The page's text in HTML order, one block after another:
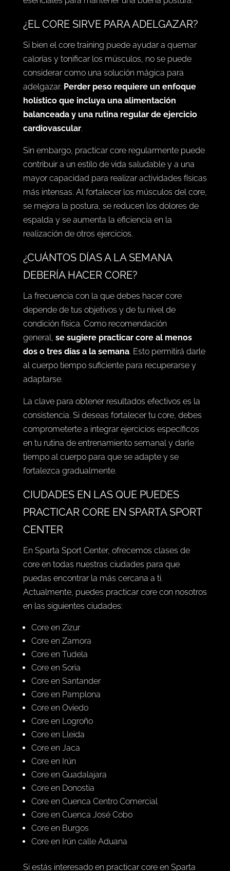
¿EL CORE SIRVE PARA ADELGAZAR?
Si bien el core training puede ayudar a quemar
calorías y tonificar los músculos, no se puede
considerar como una solución mágica para
adelgazar. Perder peso requiere un enfoque
holístico que incluya una alimentación
balanceada y una rutina regular de ejercicio
cardiovascular.
Sin embargo, practicar core regularmente puede
contribuir a un estilo de vida saludable y a una
mayor capacidad para realizar actividades físicas
más intensas. Al fortalecer los músculos del core,
se mejora la postura, se reducen los dolores de
espalda y se aumenta la eficiencia en la
realización de otros ejercicios.
¿CUÁNTOS DÍAS A LA SEMANA
DEBERÍA HACER CORE?
La frecuencia con la que debes hacer core
depende de tus objetivos y de tu nivel de
condición física. Como recomendación
general, se sugiere practicar core al menos
dos o tres días a la semana. Esto permitirá darle
al cuerpo tiempo suficiente para recuperarse y
adaptarse.
La clave para obtener resultados efectivos es la
consistencia. Si deseas fortalecer tu core, debes
comprometerte a integrar ejercicios específicos
en tu rutina de entrenamiento semanal y darle
tiempo al cuerpo para que se adapte y se
fortalezca gradualmente.
CIUDADES EN LAS QUE PUEDES
PRACTICAR CORE EN SPARTA SPORT
CENTER
En Sparta Sport Center, ofrecemos clases de
core en todas nuestras ciudades para que
puedas encontrar la más cercana a ti.
Actualmente, puedes practicar core con nosotros
en las siguientes ciudades:
Core en Zizur
Core en Zamora
Core en Tudela
Core en Soria
Core en Santander
Core en Pamplona
Core en Oviedo
Core en Logroño
Core en Lleida
Core en Jaca
Core en Irún
Core en Guadalajara
Core en Donostia
Core en Cuenca Centro Comercial
Core en Cuenca José Cobo
Core en Burgos
​Core en Irún calle Aduana
Si estás interesado en practicar core en Sparta